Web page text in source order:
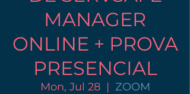
MANAGER
ONLINE + PROVA
PRESENCIAL
Mon, Jul 28
  |
ZOOM